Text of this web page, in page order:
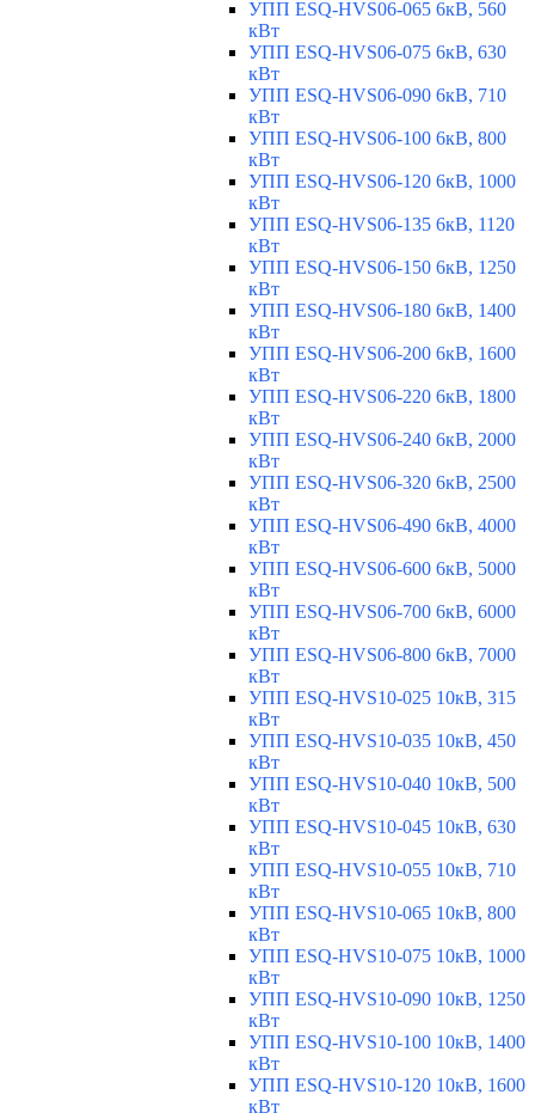
УПП ESQ-HVS06-065 6кВ, 560
кВт
УПП ESQ-HVS06-075 6кВ, 630
кВт
УПП ESQ-HVS06-090 6кВ, 710
кВт
УПП ESQ-HVS06-100 6кВ, 800
кВт
УПП ESQ-HVS06-120 6кВ, 1000
кВт
УПП ESQ-HVS06-135 6кВ, 1120
кВт
УПП ESQ-HVS06-150 6кВ, 1250
кВт
УПП ESQ-HVS06-180 6кВ, 1400
кВт
УПП ESQ-HVS06-200 6кВ, 1600
кВт
УПП ESQ-HVS06-220 6кВ, 1800
кВт
УПП ESQ-HVS06-240 6кВ, 2000
кВт
УПП ESQ-HVS06-320 6кВ, 2500
кВт
УПП ESQ-HVS06-490 6кВ, 4000
кВт
УПП ESQ-HVS06-600 6кВ, 5000
кВт
УПП ESQ-HVS06-700 6кВ, 6000
кВт
УПП ESQ-HVS06-800 6кВ, 7000
кВт
УПП ESQ-HVS10-025 10кВ, 315
кВт
УПП ESQ-HVS10-035 10кВ, 450
кВт
УПП ESQ-HVS10-040 10кВ, 500
кВт
УПП ESQ-HVS10-045 10кВ, 630
кВт
УПП ESQ-HVS10-055 10кВ, 710
кВт
УПП ESQ-HVS10-065 10кВ, 800
кВт
УПП ESQ-HVS10-075 10кВ, 1000
кВт
УПП ESQ-HVS10-090 10кВ, 1250
кВт
УПП ESQ-HVS10-100 10кВ, 1400
кВт
УПП ESQ-HVS10-120 10кВ, 1600
кВт